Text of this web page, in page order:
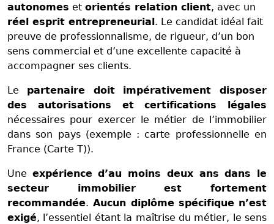
autonomes et orientés relation client, avec un
réel esprit entrepreneurial. Le candidat idéal fait
preuve de professionnalisme, de rigueur, d’un bon
sens commercial et d’une excellente capacité à
accompagner ses clients.
Le partenaire doit impérativement disposer
des autorisations et certifications légales
nécessaires pour exercer le métier de l’immobilier
dans son pays (exemple : carte professionnelle en
France (Carte T)).
Une expérience d’au moins deux ans dans le
secteur immobilier est fortement
recommandée. Aucun diplôme spécifique n’est
exigé, l’essentiel étant la maîtrise du métier, le sens